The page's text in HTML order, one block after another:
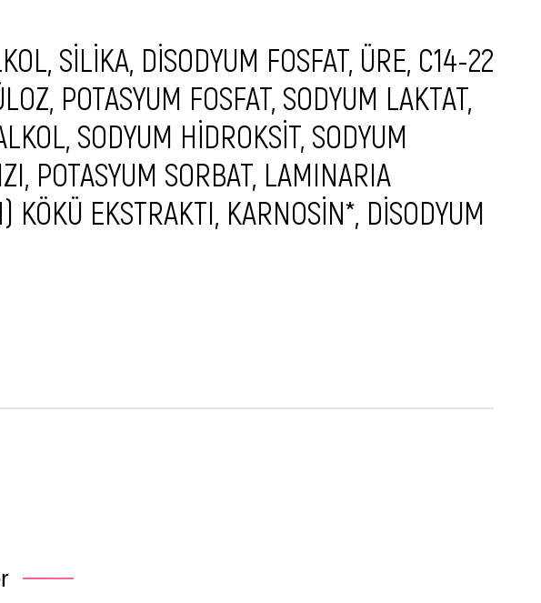
SİLİKA, DİSODYUM FOSFAT, ÜRE, C14-22
POTASYUM FOSFAT, SODYUM LAKTAT,
SODYUM HİDROKSİT, SODYUM
POTASYUM SORBAT, LAMINARIA
KÖKÜ EKSTRAKTI, KARNOSİN*, DİSODYUM